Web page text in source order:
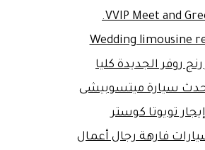
VVIP Meet and
Wedding limousine
رنج روفر الجديدة كليا
أحدث سيارة ميتسوبيشى
إيجار تويوتا كوستر
فارهة رجال أعمال